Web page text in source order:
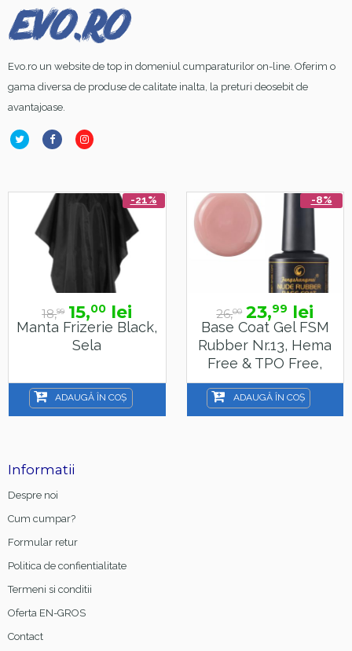
Evo.ro un website de top in domeniul cumparaturilor on-line. Oferim o
gama diversa de produse de calitate inalta, la preturi deosebit de
avantajoase.
-21%
18,99 15,00 lei
Manta Frizerie Black,
Sela
ADAUGĂ ÎN COȘ
-8%
26,00 23,99 lei
Base Coat Gel FSM
Rubber Nr.13, Hema
Free & TPO Free,
15ml
ADAUGĂ ÎN COȘ
Informatii
Despre noi
Cum cumpar?
Formular retur
Politica de confientialitate
Termeni si conditii
Oferta EN-GROS
Contact